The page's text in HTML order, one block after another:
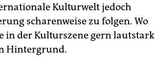
Kulturwelt jedoch
scharenweise zu folgen. Wo
in der Kulturszene gern lautstark
Hintergrund.